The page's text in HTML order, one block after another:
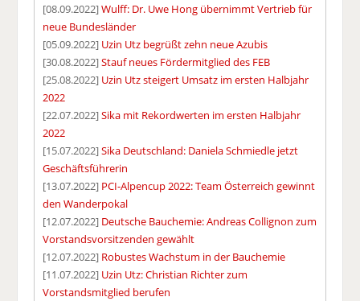
[08.09.2022]Wulff: Dr. Uwe Hong übernimmt Vertrieb für
neue Bundesländer
[05.09.2022] Uzin Utz begrüßt zehn neue Azubis
[30.08.2022]Stauf neues Fördermitglied des FEB
[25.08.2022] Uzin Utz steigert Umsatz im ersten Halbjahr
2022
[22.07.2022]Sika mit Rekordwerten im ersten Halbjahr
2022
[15.07.2022]Sika Deutschland: Daniela Schmiedle jetzt
Geschäftsführerin
[13.07.2022] PCI-Alpencup 2022: Team Österreich gewinnt
den Wanderpokal
[12.07.2022] Deutsche Bauchemie: Andreas Collignon zum
Vorstandsvorsitzenden gewählt
[12.07.2022] Robustes Wachstum in der Bauchemie
[11.07.2022] Uzin Utz: Christian Richter zum
Vorstandsmitglied berufen